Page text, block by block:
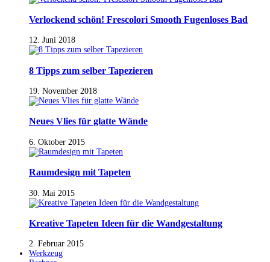
Verlockend schön! Frescolori Smooth Fugenloses Bad
12. Juni 2018
8 Tipps zum selber Tapezieren
19. November 2018
Neues Vlies für glatte Wände
6. Oktober 2015
Raumdesign mit Tapeten
30. Mai 2015
Kreative Tapeten Ideen für die Wandgestaltung
2. Februar 2015
Werkzeug